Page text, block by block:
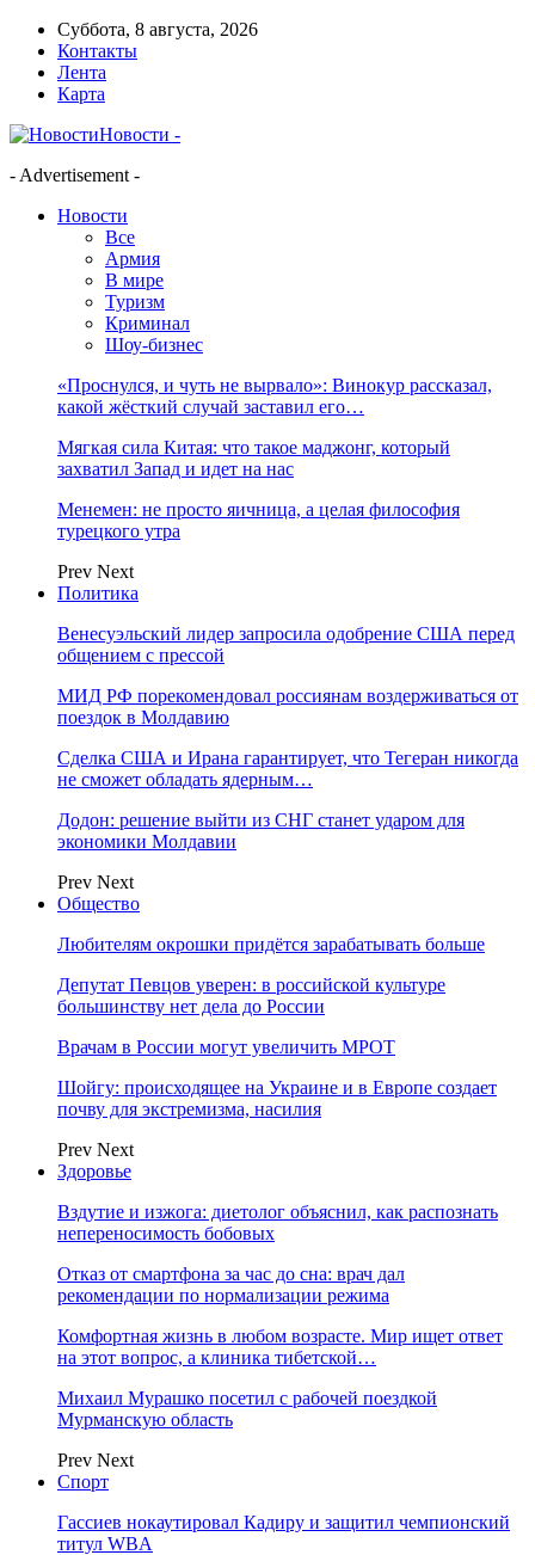
Суббота, 8 августа, 2026
Контакты
Лента
Карта
Новости -
- Advertisement -
Новости
Все
Армия
В мире
Туризм
Криминал
Шоу-бизнес
«Проснулся, и чуть не вырвало»: Винокур рассказал,
какой жёсткий случай заставил его…
Мягкая сила Китая: что такое маджонг, который
захватил Запад и идет на нас
Менемен: не просто яичница, а целая философия
турецкого утра
Prev Next
Политика
Венесуэльский лидер запросила одобрение США перед
общением с прессой
МИД РФ порекомендовал россиянам воздерживаться от
поездок в Молдавию
Сделка США и Ирана гарантирует, что Тегеран никогда
не сможет обладать ядерным…
Додон: решение выйти из СНГ станет ударом для
экономики Молдавии
Prev Next
Общество
Любителям окрошки придётся зарабатывать больше
Депутат Певцов уверен: в российской культуре
большинству нет дела до России
Врачам в России могут увеличить МРОТ
Шойгу: происходящее на Украине и в Европе создает
почву для экстремизма, насилия
Prev Next
Здоровье
Вздутие и изжога: диетолог объяснил, как распознать
непереносимость бобовых
Отказ от смартфона за час до сна: врач дал
рекомендации по нормализации режима
Комфортная жизнь в любом возрасте. Мир ищет ответ
на этот вопрос, а клиника тибетской…
Михаил Мурашко посетил с рабочей поездкой
Мурманскую область
Prev Next
Спорт
Гассиев нокаутировал Кадиру и защитил чемпионский
титул WBA